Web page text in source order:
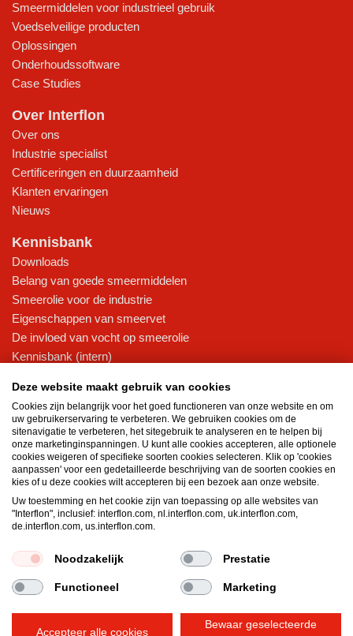
Smeermiddelen voor industrieel gebruik
Voedselveilige producten
Oplossingen
Onderhoudssoftware
Case Studies
Over Interflon
Over ons
Industrie specialist
Certificeringen en duurzaamheid
Klanten ervaringen
Nieuws
Kennisbank
Downloads
Belang van goede smeermiddelen
Smeerolie voor de industrie
Eigenschappen van smeervet
De invloed van vocht op smeerolie
Kennisbank (intern)
Algemene voorwaarden Privacy statement
Impressum
Cookiebeleid
Deze website maakt gebruik van cookies
Cookies zijn belangrijk voor het goed functioneren van onze website en om
uw gebruikerservaring te verbeteren. We gebruiken cookies om de
sitenavigatie te verbeteren, het sitegebruik te analyseren en te helpen bij
onze marketinginspanningen. U kunt alle cookies accepteren, alle optionele
cookies weigeren of specifieke soorten cookies selecteren. Klik op 'cookies
aanpassen' voor een gedetailleerde beschrijving van de soorten cookies en
kies of u deze cookies wilt accepteren bij een bezoek aan onze website.
Uw toestemming en het cookie zijn van toepassing op alle websites van
"Interflon", inclusief: interflon.com, nl.interflon.com, uk.interflon.com,
de.interflon.com, us.interflon.com.
Noodzakelijk Prestatie
Functioneel Marketing
Accepteer alle cookies
Bewaar geselecteerde